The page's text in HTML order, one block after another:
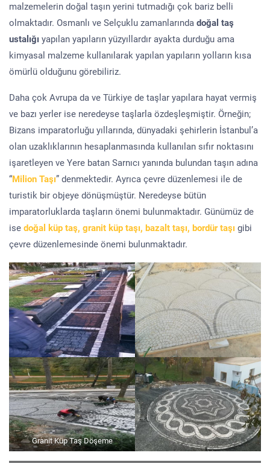
malzemelerin doğal taşın yerini tutmadığı çok bariz belli
olmaktadır. Osmanlı ve Selçuklu zamanlarında doğal taş
ustalığı yapılan yapıların yüzyıllardır ayakta durduğu ama
kimyasal malzeme kullanılarak yapılan yapıların yolların kısa
ömürlü olduğunu görebiliriz.
Daha çok Avrupa da ve Türkiye de taşlar yapılara hayat vermiş
ve bazı yerler ise neredeyse taşlarla özdeşleşmiştir. Örneğin;
Bizans imparatorluğu yıllarında, dünyadaki şehirlerin İstanbul’a
olan uzaklıklarının hesaplanmasında kullanılan sıfır noktasını
işaretleyen ve Yere batan Sarnıcı yanında bulundan taşın adına
“Milion Taşı” denmektedir. Ayrıca çevre düzenlemesi ile de
turistik bir objeye dönüşmüştür. Neredeyse bütün
imparatorluklarda taşların önemi bulunmaktadır. Günümüz de
ise doğal küp taş, granit küp taşı, bazalt taşı, bordür taşı gibi
çevre düzenlemesinde önemi bulunmaktadır.
Granit Küp Taş Döşeme